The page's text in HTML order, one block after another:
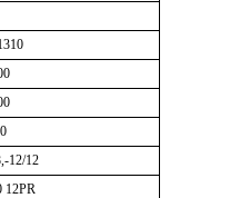
12/12
12PR